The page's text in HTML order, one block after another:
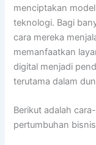
menciptakan
teknologi. Bagi
cara mereka
memanfaatkan
digital menjadi
terutama dalam
Berikut adalah
pertumbuhan